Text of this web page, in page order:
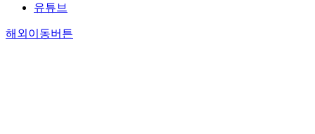
유튜브
해외이동버튼